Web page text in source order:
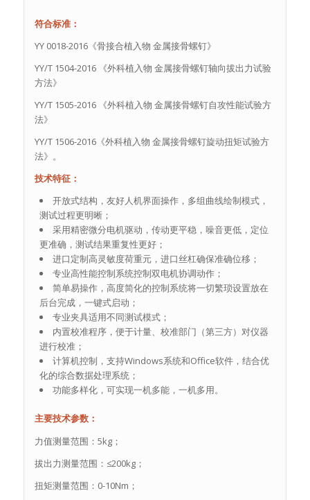
符合标准：
YY 0018-2016《骨接合植入物 金属接骨螺钉》
YY/T 1504-2016 《外科植入物 金属接骨螺钉轴向拔出力试验
方法》
YY/T 1505-2016 《外科植入物 金属接骨螺钉自攻性能试验方
法》
YY/T 1506-2016《外科植入物 金属接骨螺钉旋动扭矩试验方
法》。
技术特征：
开放式结构，友好人机界面操作，多组曲线绘制模式，
测试过程更明晰；
采用精密微分电机驱动，传动更平稳，噪音更低，定位
更准确，测试结果重复性更好；
进口定制高灵敏度荷重元，进口丝杠确保准确位移；
专业高性能控制系统控制双电机协调动作；
简单易操作，高度简化的控制系统将一切繁琐设置放在
后台完成，一键式启动；
专业夹具适用不同测试模式；
内置校准程序，便于计量、校准部门（第三方）对仪器
进行校准；
计算机控制，支持Windows系统和Office软件，结合优
化的综合数据处理系统；
功能多样化，可实现一机多能，一机多用。
主要技术参数：
力值测量范围：5kg；
拔出力测量范围：≤200kg；
扭矩测量范围：0-10Nm；